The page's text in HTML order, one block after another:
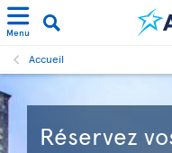
Menu
Accueil
Réservez